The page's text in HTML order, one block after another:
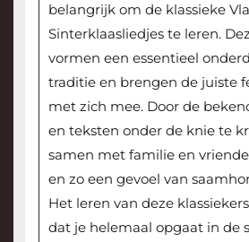
belangrijk om de klassieke
Sinterklaasliedjes te leren.
vormen een essentieel
traditie en brengen de juiste
met zich mee. Door de
en teksten onder de knie te
samen met familie en
en zo een gevoel van
Het leren van deze
dat je helemaal opgaat in de